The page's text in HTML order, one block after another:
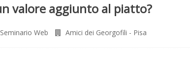
valore aggiunto al piatto?
Seminario Web Amici dei Georgofili - Pisa